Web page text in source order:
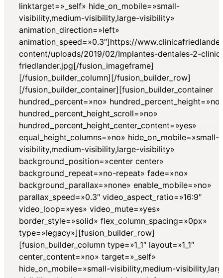
linktarget=»_self» hide_on_mobile=»small-
visibility,medium-visibility,large-visibility»
animation_direction=»left»
animation_speed=»0.3″]https://
content/uploads/2019/02/Implantes-dentales-2-
friedlander.jpg[/fusion_imageframe]
[/fusion_builder_column][/fusion_builder_row]
[/fusion_builder_container][fusion_builder_container
hundred_percent=»no»
hundred_percent_height_scroll=»no»
hundred_percent_height_center_content=»yes»
equal_height_columns=»no» hide_on_mobile=»small-
visibility,medium-visibility,large-visibility»
background_position=»center center»
background_repeat=»no-repeat» fade=»no»
background_parallax=»none» enable_mobile=»no»
parallax_speed=»0.3″ video_aspect_ratio=»16:9″
video_loop=»yes» video_mute=»yes»
border_style=»solid» flex_column_spacing=»0px»
type=»legacy»][fusion_builder_row]
[fusion_builder_column type=»1_1″ layout=»1_1″
center_content=»no» target=»_self»
hide_on_mobile=»small-visibility,medium-